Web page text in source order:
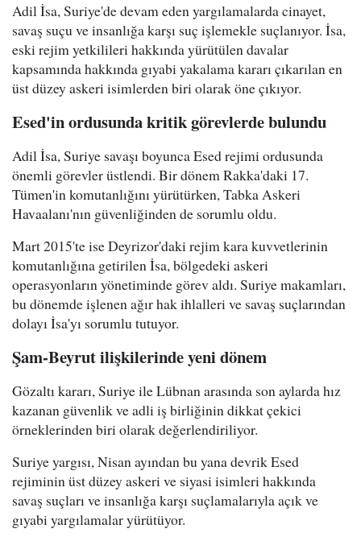
Adil İsa, Suriye'de devam eden yargılamalarda cinayet,
savaş suçu ve insanlığa karşı suç işlemekle suçlanıyor. İsa,
eski rejim yetkilileri hakkında yürütülen davalar
kapsamında hakkında gıyabi yakalama kararı çıkarılan en
üst düzey askeri isimlerden biri olarak öne çıkıyor.
Esed'in ordusunda kritik görevlerde bulundu
Adil İsa, Suriye savaşı boyunca Esed rejimi ordusunda
önemli görevler üstlendi. Bir dönem Rakka'daki 17.
Tümen'in komutanlığını yürütürken, Tabka Askeri
Havaalanı'nın güvenliğinden de sorumlu oldu.
Mart 2015'te ise Deyrizor'daki rejim kara kuvvetlerinin
komutanlığına getirilen İsa, bölgedeki askeri
operasyonların yönetiminde görev aldı. Suriye makamları,
bu dönemde işlenen ağır hak ihlalleri ve savaş suçlarından
dolayı İsa'yı sorumlu tutuyor.
Şam-Beyrut ilişkilerinde yeni dönem
Gözaltı kararı, Suriye ile Lübnan arasında son aylarda hız
kazanan güvenlik ve adli iş birliğinin dikkat çekici
örneklerinden biri olarak değerlendiriliyor.
Suriye yargısı, Nisan ayından bu yana devrik Esed
rejiminin üst düzey askeri ve siyasi isimleri hakkında
savaş suçları ve insanlığa karşı suçlamalarıyla açık ve
gıyabi yargılamalar yürütüyor.